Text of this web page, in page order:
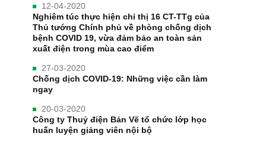
12-04-2020
Nghiêm túc thực hiện chỉ thị 16 CT-TTg của
Thủ tướng Chính phủ về phòng chống dịch
bệnh COVID 19, vừa đảm bảo an toàn sản
xuất điện trong mùa cao điểm
27-03-2020
Chống dịch COVID-19: Những việc cần làm
ngay
20-03-2020
Công ty Thuỷ điện Bản Vẽ tổ chức lớp học
huấn luyện giảng viên nội bộ